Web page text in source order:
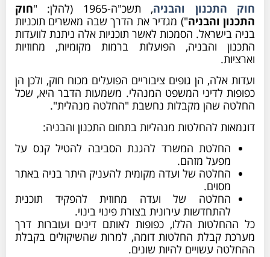
והבניה , תשכ"ה-1965 (להלן: "
חוק
והבניה") מגדיר את הדרך שבה מאשרים תוכניות
הסמכות לאשר תוכניות אלה ניתנת לוועדות
והבניה, הפועלות ברמות מקומיות, מחוזיות
הן גופים ציבוריים הפועלים מכוח חוק, ולכן הן
לדיני המשפט המנהלי. משמעות הדבר היא, שכל
שהן מקבלות נחשבת "החלטה מנהלית".
להחלטות מנהליות בתחום התכנון והבניה:
החלטת המשרד להגנת הסביבה להטיל קנס על
מפעל מזהם.
החלטה של ועדה מקומית להעניק היתר בניה באתר
החלטה של ועדה מחוזית להפקיד תוכנית
להתחדשות עירונית בצורת פינוי בינוי.
הללו, כפופות לאותם דינים ועוברות דרך
קבלת החלטות דומה, למרות שהשיקולים בקבלת
עשויים להיות שונים.